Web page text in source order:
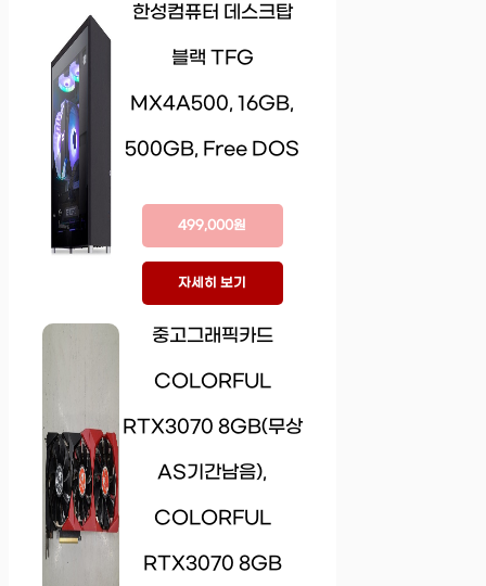
한성컴퓨터 데스크탑
블랙 TFG
MX4A500, 16GB,
500GB, Free DOS
499,000원
자세히 보기
중고그래픽카드
COLORFUL
RTX3070 8GB(무상
AS기간남음),
COLORFUL
RTX3070 8GB